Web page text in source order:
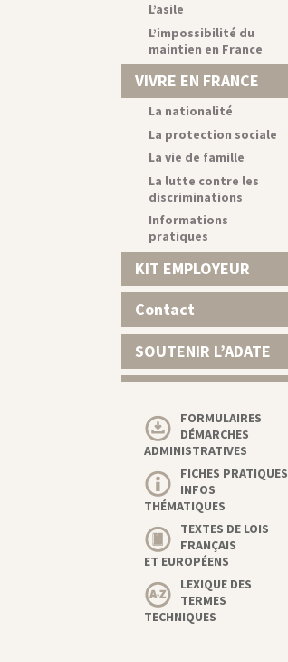
L’asile
L’impossibilité du
maintien en France
VIVRE EN FRANCE
La nationalité
La protection sociale
La vie de famille
La lutte contre les
discriminations
Informations
pratiques
KIT EMPLOYEUR
Contact
SOUTENIR L’ADATE
FORMULAIRES
DÉMARCHES
ADMINISTRATIVES
FICHES PRATIQUES
INFOS
THÉMATIQUES
TEXTES DE LOIS
FRANÇAIS
ET EUROPÉENS
LEXIQUE DES
TERMES
TECHNIQUES